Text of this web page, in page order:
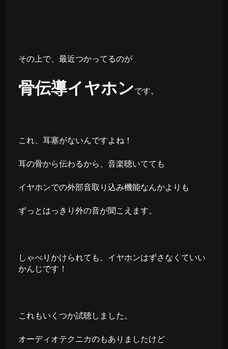
その上で、最近つかってるのが
骨伝導イヤホンです。
これ、耳塞がないんですよね！
耳の骨から伝わるから、音楽聴いてても
イヤホンでの外部音取り込み機能なんかよりも
ずっとはっきり外の音が聞こえます。
しゃべりかけられても、イヤホンはずさなくていい
かんじです！
これもいくつか試聴しました。
オーディオテクニカのもありましたけど